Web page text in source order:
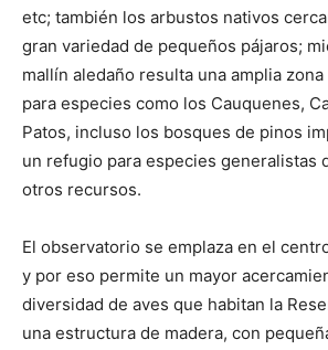
etc; también los arbustos nativos
gran variedad de pequeños pájaros;
mallín aledaño resulta una amplia
para especies como los Cauquenes,
Patos, incluso los bosques de pinos
un refugio para especies generalistas
otros recursos.
El observatorio se emplaza en el
y por eso permite un mayor
diversidad de aves que habitan la
una estructura de madera, con